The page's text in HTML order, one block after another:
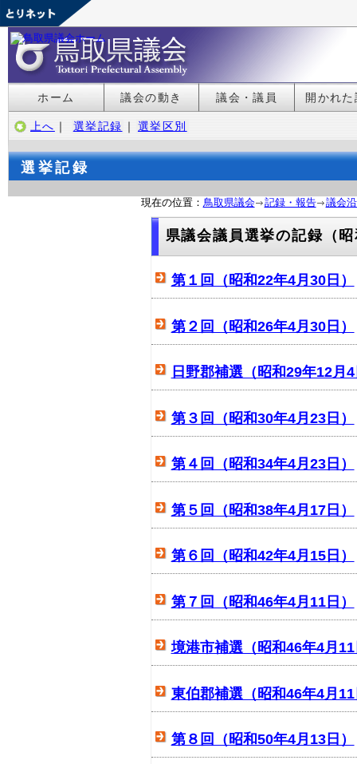
ホーム 議会の動き 議会・議員 開かれた
上へ ｜ 選挙記録 ｜ 選挙区別
選挙記録
現在の位置： 鳥取県議会 記録・報告 議会
県議会議員選挙の記録（昭
第１回（昭和22年4月30日）
第２回（昭和26年4月30日）
日野郡補選（昭和29年12月4
第３回（昭和30年4月23日）
第４回（昭和34年4月23日）
第５回（昭和38年4月17日）
第６回（昭和42年4月15日）
第７回（昭和46年4月11日）
境港市補選（昭和46年4月11
東伯郡補選（昭和46年4月11
第８回（昭和50年4月13日）